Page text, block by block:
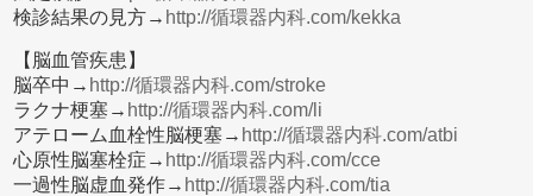
検診結果の見方→ http://循環器内科.com/kekka
【脳血管疾患】
脳卒中→ http://循環器内科.com/stroke
ラクナ梗塞→ http://循環器内科.com/li
アテローム血栓性脳梗塞→ http://循環器内科.com/atbi
心原性脳塞栓症→ http://循環器内科.com/cce
一過性脳虚血発作→ http://循環器内科.com/tia